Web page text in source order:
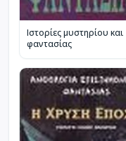
Ιστορίες μυστηρίου και
φαντασίας